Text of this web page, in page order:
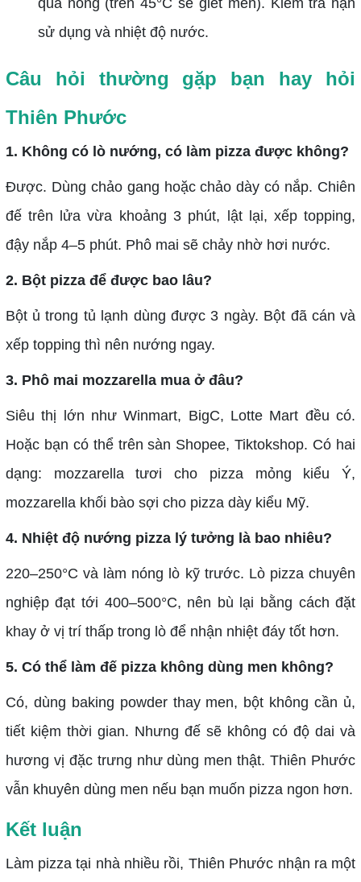
sử dụng và nhiệt độ nước.
Câu hỏi thường gặp bạn hay hỏi
Thiên Phước
1. Không có lò nướng, có làm pizza được không?
Được. Dùng chảo gang hoặc chảo dày có nắp. Chiên
đế trên lửa vừa khoảng 3 phút, lật lại, xếp topping,
đậy nắp 4–5 phút. Phô mai sẽ chảy nhờ hơi nước.
2. Bột pizza để được bao lâu?
Bột ủ trong tủ lạnh dùng được 3 ngày. Bột đã cán và
xếp topping thì nên nướng ngay.
3. Phô mai mozzarella mua ở đâu?
Siêu thị lớn như Winmart, BigC, Lotte Mart đều có.
Hoặc bạn có thể trên sàn Shopee, Tiktokshop. Có hai
dạng: mozzarella tươi cho pizza mỏng kiểu Ý,
mozzarella khối bào sợi cho pizza dày kiểu Mỹ.
4. Nhiệt độ nướng pizza lý tưởng là bao nhiêu?
220–250°C và làm nóng lò kỹ trước. Lò pizza chuyên
nghiệp đạt tới 400–500°C, nên bù lại bằng cách đặt
khay ở vị trí thấp trong lò để nhận nhiệt đáy tốt hơn.
5. Có thể làm đế pizza không dùng men không?
Có, dùng baking powder thay men, bột không cần ủ,
tiết kiệm thời gian. Nhưng đế sẽ không có độ dai và
hương vị đặc trưng như dùng men thật. Thiên Phước
vẫn khuyên dùng men nếu bạn muốn pizza ngon hơn.
Kết luận
Làm pizza tại nhà nhiều rồi, Thiên Phước nhận ra một